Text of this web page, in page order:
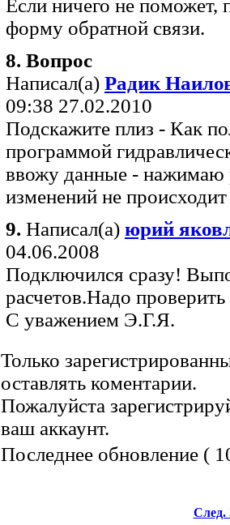
Если ничего не поможет,
форму обратной связи.
8. Вопрос
Написал(а) Радик
09:38 27.02.2010
Подскажите плиз - Как
программой
ввожу данные - нажимаю
изменений не происходит
9. Написал(а) юрий
04.06.2008
Подключился сразу!
расчетов.Надо
С уважением Э.Г.Я.
Только
оставлять коментарии.
Пожалуйста
ваш аккаунт.
Последнее обновление (
След.